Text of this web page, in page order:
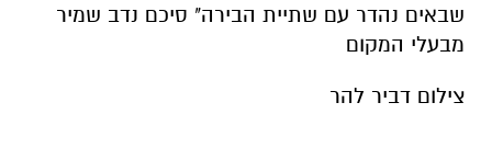
שבאים נהדר עם שתיית הבירה" סיכם נדב שמיר
מבעלי המקום
צילום דביר להר